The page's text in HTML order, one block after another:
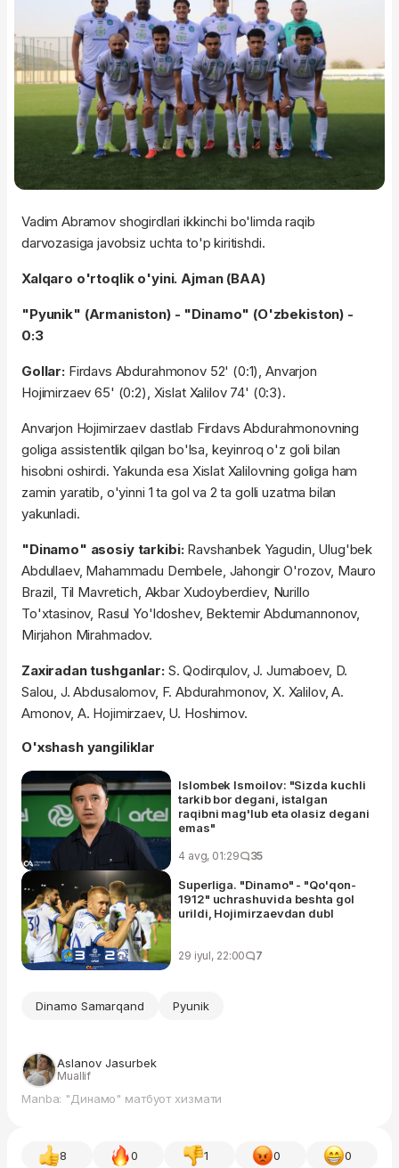
Vadim Abramov shogirdlari ikkinchi bo'limda raqib
darvozasiga javobsiz uchta to'p kiritishdi.
Xalqaro o'rtoqlik o'yini. Ajman (BAA)
"Pyunik" (Armaniston) - "Dinamo" (O'zbekiston) -
0:3
Gollar: Firdavs Abdurahmonov 52' (0:1), Anvarjon
Hojimirzaev 65' (0:2), Xislat Xalilov 74' (0:3).
Anvarjon Hojimirzaev dastlab Firdavs Abdurahmonovning
goliga assistentlik qilgan bo'lsa, keyinroq o'z goli bilan
hisobni oshirdi. Yakunda esa Xislat Xalilovning goliga ham
zamin yaratib, o'yinni 1 ta gol va 2 ta golli uzatma bilan
yakunladi.
"Dinamo" asosiy tarkibi: Ravshanbek Yagudin, Ulug'bek
Abdullaev, Mahammadu Dembele, Jahongir O'rozov, Mauro
Brazil, Til Mavretich, Akbar Xudoyberdiev, Nurillo
To'xtasinov, Rasul Yo'ldoshev, Bektemir Abdumannonov,
Mirjahon Mirahmadov.
Zaxiradan tushganlar:S. Qodirqulov, J. Jumaboev, D.
Salou, J. Abdusalomov, F. Abdurahmonov, X. Xalilov, A.
Amonov, A. Hojimirzaev, U. Hoshimov.
O'xshash yangiliklar
Islombek Ismoilov: "Sizda kuchli
tarkib bor degani, istalgan
raqibni mag'lub eta olasiz degani
emas"
4 avg, 01:29 35
Superliga. "Dinamo" - "Qo'qon-
1912" uchrashuvida beshta gol
urildi, Hojimirzaevdan dubl
29 iyul, 22:00 7
Dinamo Samarqand Pyunik
Aslanov Jasurbek
Muallif
Manba: "Динамо" матбуот хизмати
8 0 1 0 0